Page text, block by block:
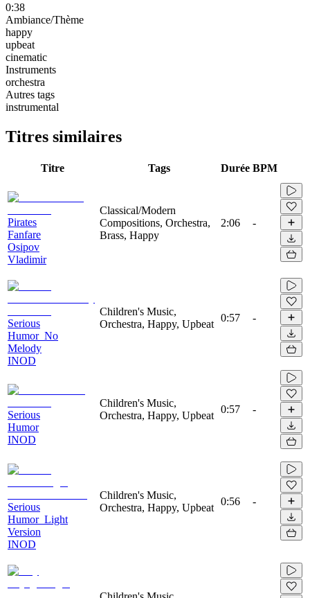
0:38
Ambiance/Thème
happy
upbeat
cinematic
Instruments
orchestra
Autres tags
instrumental
Titres similaires
Titre Tags Durée BPM
Pirates
Fanfare
Osipov
Vladimir
Classical/Modern
Compositions, Orchestra,
Brass, Happy
2:06 -
Serious
Humor_No
Melody
INOD
Children's Music,
Orchestra, Happy, Upbeat
0:57 -
Serious
Humor
INOD
Children's Music,
Orchestra, Happy, Upbeat
0:57 -
Serious
Humor_Light
Version
INOD
Children's Music,
Orchestra, Happy, Upbeat
0:56 -